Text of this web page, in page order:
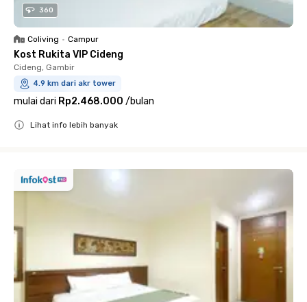
360
Coliving • Campur
Kost Rukita VIP Cideng
Cideng, Gambir
4.9 km dari akr tower
mulai dari Rp2.468.000 /bulan
Lihat info lebih banyak